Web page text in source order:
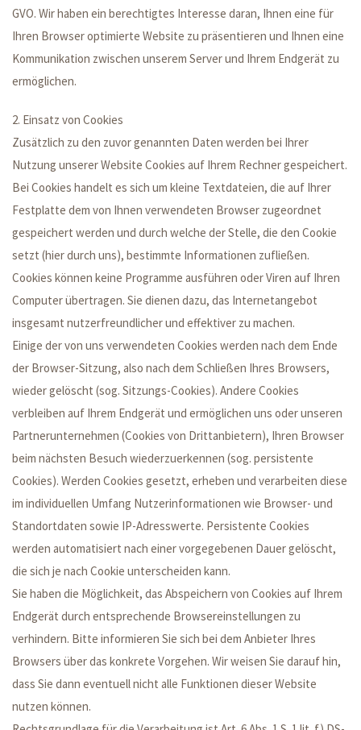
GVO. Wir haben ein berechtigtes Interesse daran, Ihnen eine für
Ihren Browser optimierte Website zu präsentieren und Ihnen eine
Kommunikation zwischen unserem Server und Ihrem Endgerät zu
ermöglichen.
2. Einsatz von Cookies
Zusätzlich zu den zuvor genannten Daten werden bei Ihrer
Nutzung unserer Website Cookies auf Ihrem Rechner gespeichert.
Bei Cookies handelt es sich um kleine Textdateien, die auf Ihrer
Festplatte dem von Ihnen verwendeten Browser zugeordnet
gespeichert werden und durch welche der Stelle, die den Cookie
setzt (hier durch uns), bestimmte Informationen zufließen.
Cookies können keine Programme ausführen oder Viren auf Ihren
Computer übertragen. Sie dienen dazu, das Internetangebot
insgesamt nutzerfreundlicher und effektiver zu machen.
Einige der von uns verwendeten Cookies werden nach dem Ende
der Browser-Sitzung, also nach dem Schließen Ihres Browsers,
wieder gelöscht (sog. Sitzungs-Cookies). Andere Cookies
verbleiben auf Ihrem Endgerät und ermöglichen uns oder unseren
Partnerunternehmen (Cookies von Drittanbietern), Ihren Browser
beim nächsten Besuch wiederzuerkennen (sog. persistente
Cookies). Werden Cookies gesetzt, erheben und verarbeiten diese
im individuellen Umfang Nutzerinformationen wie Browser- und
Standortdaten sowie IP-Adresswerte. Persistente Cookies
werden automatisiert nach einer vorgegebenen Dauer gelöscht,
die sich je nach Cookie unterscheiden kann.
Sie haben die Möglichkeit, das Abspeichern von Cookies auf Ihrem
Endgerät durch entsprechende Browsereinstellungen zu
verhindern. Bitte informieren Sie sich bei dem Anbieter Ihres
Browsers über das konkrete Vorgehen. Wir weisen Sie darauf hin,
dass Sie dann eventuell nicht alle Funktionen dieser Website
nutzen können.